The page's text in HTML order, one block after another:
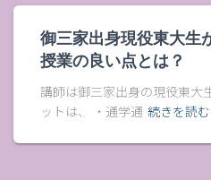
御三家出身現役東大生
授業の良い点とは？
講師は御三家出身の現役東大
ットは、 ・通学通 続きを読